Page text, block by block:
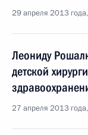
29 апреля 2013
Леониду
детской
27 апреля 2013